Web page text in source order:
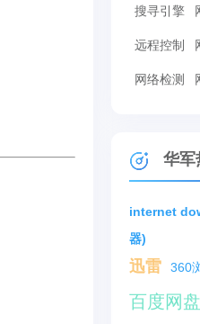
搜寻引擎
远程控制
网络检测
华军
internet
器)
迅雷 360
百度网盘